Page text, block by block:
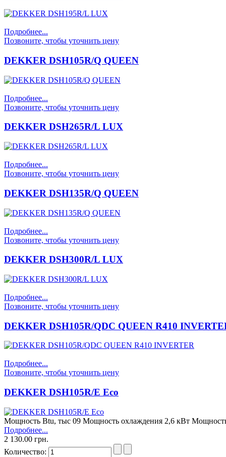
IDEA ISR-24HRDN1
IDEA ISR-12ARDN1
Подробнее...
Позвоните, чтобы уточнить цену
DEKKER DSH105R/Q QUEEN
Подробнее...
Позвоните, чтобы уточнить цену
DEKKER DSH265R/L LUX
Подробнее...
Позвоните, чтобы уточнить цену
DEKKER DSH135R/Q QUEEN
Подробнее...
Позвоните, чтобы уточнить цену
DEKKER DSH300R/L LUX
Подробнее...
Позвоните, чтобы уточнить цену
DEKKER DSH105R/QDC QUEEN R410
Подробнее...
Позвоните, чтобы уточнить цену
DEKKER DSH105R/E Eco
Мощность Btu, тыс 09 Мощность охлаждения 2,6 кВт
Подробнее...
2 130.00 грн.
Количество: